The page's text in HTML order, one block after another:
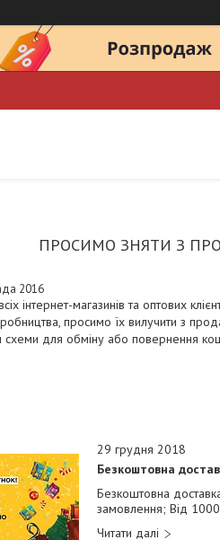
ПРОСИМО ЗНЯТИ З
2016
інтернет-магазинів та оптових
просимо їх вилучити з
схеми для обміну або повернення
29 грудня 2018
Безкоштовна
Безкоштовна
замовлення; Від 1000